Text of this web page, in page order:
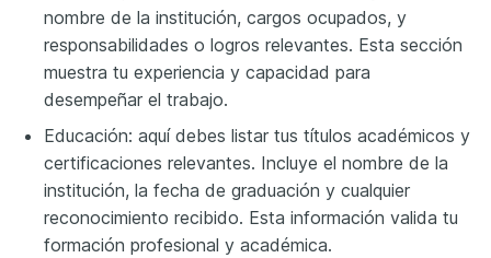
nombre de la institución, cargos ocupados, y
responsabilidades o logros relevantes. Esta sección
muestra tu experiencia y capacidad para
desempeñar el trabajo.
Educación: aquí debes listar tus títulos académicos y
certificaciones relevantes. Incluye el nombre de la
institución, la fecha de graduación y cualquier
reconocimiento recibido. Esta información valida tu
formación profesional y académica.